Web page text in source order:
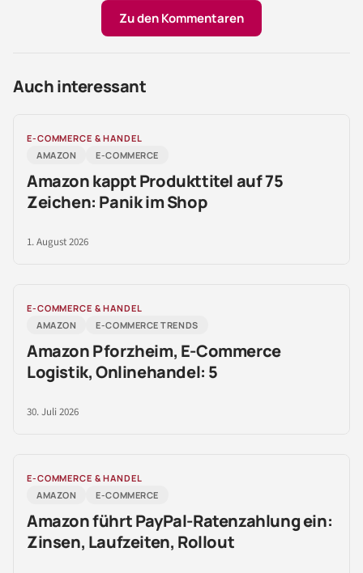
Zu den Kommentaren
Auch interessant
E-COMMERCE & HANDEL
AMAZON
E-COMMERCE
Amazon kappt Produkttitel auf 75
Zeichen: Panik im Shop
1. August 2026
E-COMMERCE & HANDEL
AMAZON
E-COMMERCE TRENDS
Amazon Pforzheim, E-Commerce
Logistik, Onlinehandel: 5
30. Juli 2026
E-COMMERCE & HANDEL
AMAZON
E-COMMERCE
Amazon führt PayPal-Ratenzahlung ein:
Zinsen, Laufzeiten, Rollout